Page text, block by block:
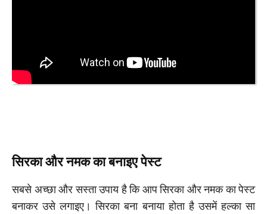
सिरका और नमक का बनाइए पेस्ट
सबसे अच्छा और सस्ता उपाय है कि आप सिरका और नमक का पेस्ट
बनाकर उसे लगाइए। सिरका बना बनाया होता है उसमें हल्का सा